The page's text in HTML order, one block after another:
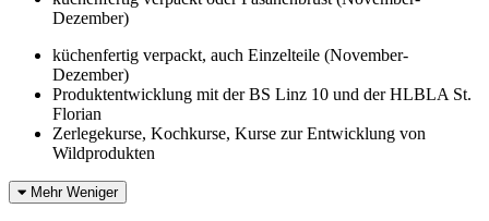
Dezember)
küchenfertig verpackt, auch Einzelteile (November-
Dezember)
Produktentwicklung mit der BS Linz 10 und der HLBLA St.
Florian
Zerlegekurse, Kochkurse, Kurse zur Entwicklung von
Wildprodukten
Mehr Weniger